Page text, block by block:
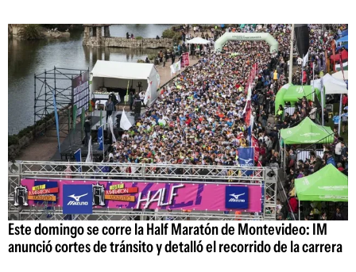
Este domingo se corre la Half Maratón de Montevideo: IM
anunció cortes de tránsito y detalló el recorrido de la carrera